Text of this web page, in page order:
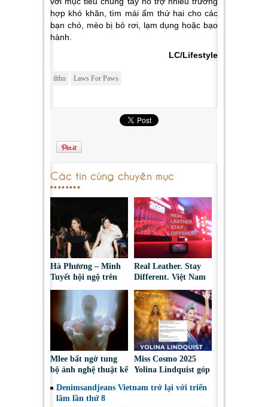
hợp khó khăn, tìm mái ấm thứ hai cho các
bạn chó, mèo bị bỏ rơi, lạm dụng hoặc bạo
hành.
LC/Lifestyle
ilthu Laws For Paws
Các tin cùng chuyên mục
Hà Phương – Minh
Tuyết hội ngộ trên
chuyện phía sau tạo
hình “nàng bướm”
Real Leather. Stay
Different. Việt Nam
tạo da thuộc và thời
trang bền vững
Mlee bất ngờ tung
bộ ảnh nghệ thuật kể
với bóng tối tâm hồn
Miss Cosmo 2025
Yolina Lindquist góp
Nhân Đẹp Nhất Năm
Denimsandjeans Vietnam trở lại với triển
lãm lần thứ 8